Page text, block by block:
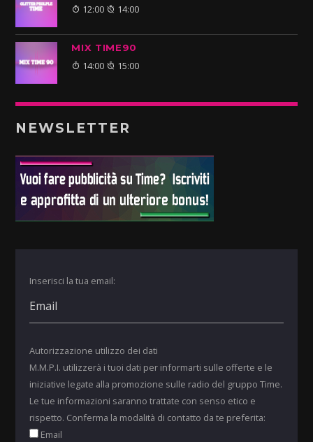
12:00 14:00
MIX TIME90
14:00 15:00
NEWSLETTER
Inserisci la tua email:
Autorizzazione utilizzo dei dati
M.M.P.I. utilizzerà i tuoi dati per informarti sulle offerte e le
iniziative legate alla promozione sulle radio del gruppo Time.
Le tue informazioni saranno trattate con senso etico e
rispetto. Conferma la modalità di contatto da te preferita:
Email